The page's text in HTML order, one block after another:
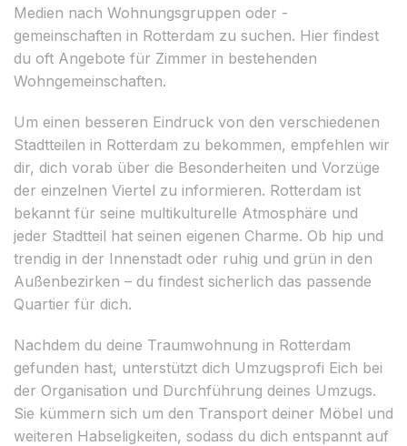
Medien nach Wohnungsgruppen oder -
gemeinschaften in Rotterdam zu suchen. Hier findest
du oft Angebote für Zimmer in bestehenden
Wohngemeinschaften.
Um einen besseren Eindruck von den verschiedenen
Stadtteilen in Rotterdam zu bekommen, empfehlen wir
dir, dich vorab über die Besonderheiten und Vorzüge
der einzelnen Viertel zu informieren. Rotterdam ist
bekannt für seine multikulturelle Atmosphäre und
jeder Stadtteil hat seinen eigenen Charme. Ob hip und
trendig in der Innenstadt oder ruhig und grün in den
Außenbezirken – du findest sicherlich das passende
Quartier für dich.
Nachdem du deine Traumwohnung in Rotterdam
gefunden hast, unterstützt dich Umzugsprofi Eich bei
der Organisation und Durchführung deines Umzugs.
Sie kümmern sich um den Transport deiner Möbel und
weiteren Habseligkeiten, sodass du dich entspannt auf